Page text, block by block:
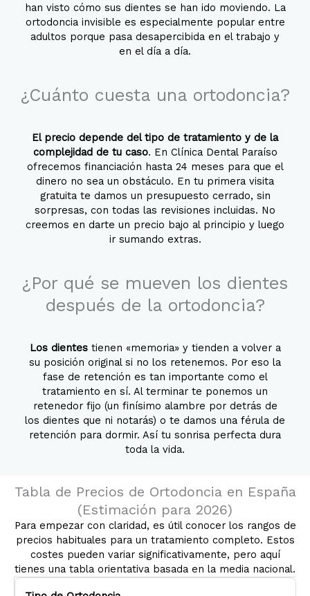
han visto cómo sus dientes se han ido moviendo. La
ortodoncia invisible es especialmente popular entre
adultos porque pasa desapercibida en el trabajo y
en el día a día.
¿Cuánto cuesta una ortodoncia?
El precio depende del tipo de tratamiento y de la
complejidad de tu caso. En Clínica Dental Paraíso
ofrecemos financiación hasta 24 meses para que el
dinero no sea un obstáculo. En tu primera visita
gratuita te damos un presupuesto cerrado, sin
sorpresas, con todas las revisiones incluidas. No
creemos en darte un precio bajo al principio y luego
ir sumando extras.
¿Por qué se mueven los dientes
después de la ortodoncia?
Los dientestienen «memoria» y tienden a volver a
su posición original si no los retenemos. Por eso la
fase de retención es tan importante como el
tratamiento en sí. Al terminar te ponemos un
retenedor fijo (un finísimo alambre por detrás de
los dientes que ni notarás) o te damos una férula de
retención para dormir. Así tu sonrisa perfecta dura
toda la vida.
Tabla de Precios de Ortodoncia en España
(Estimación para 2026)
Para empezar con claridad, es útil conocer los rangos de
precios habituales para un tratamiento completo. Estos
costes pueden variar significativamente, pero aquí
tienes una tabla orientativa basada en la media nacional.